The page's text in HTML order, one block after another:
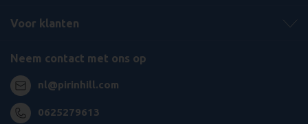
Voor klanten
Neem contact met ons op
nl@pirinhill.com
0625279613